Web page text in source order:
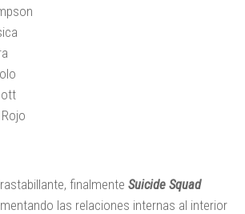
finalmente Suicide Squad
las relaciones internas al interior